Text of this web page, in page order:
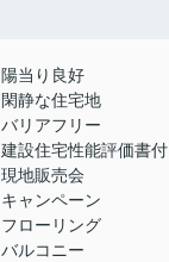
陽当り良好
閑静な住宅地
バリアフリー
建設住宅性能評価書付
現地販売会
キャンペーン
フローリング
バルコニー